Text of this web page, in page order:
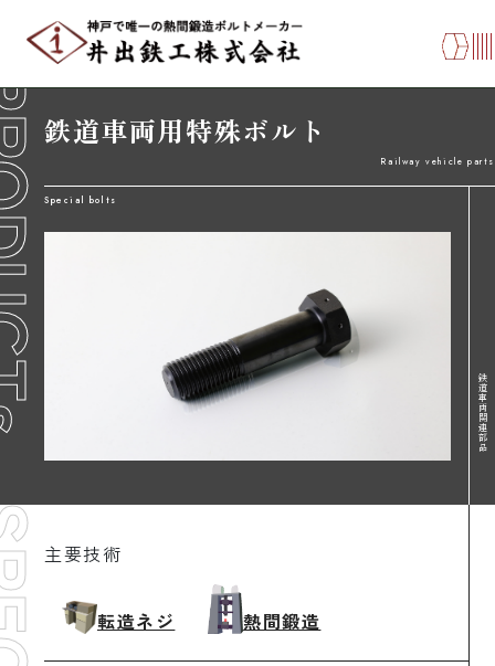
EditmaincontentsEditmaincontents
鉄道車両用特殊ボルト
Railway vehicle parts
Special bolts
鉄
道
車
両
関
連
部
品
主要技術
転造ネジ 熱間鍛造